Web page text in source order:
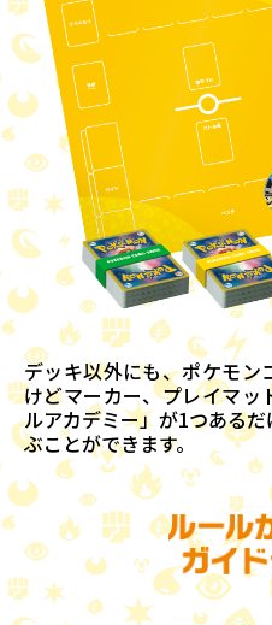
デッキ以外にも、ポケモン
けどマーカー、プレイマッ
ルアカデミー」が1つある
ぶことができます。